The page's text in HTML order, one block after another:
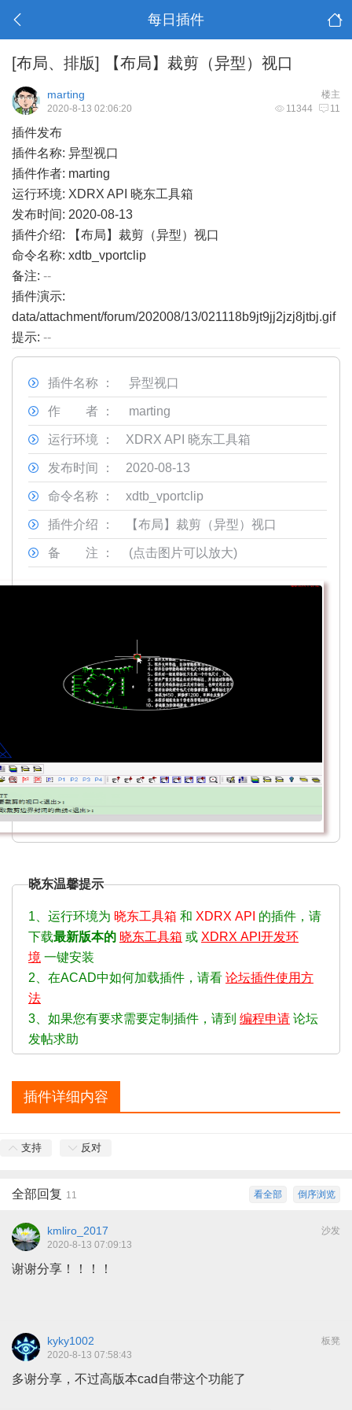
每日插件
[布局、排版] 【布局】裁剪（异型）视口
楼主
marting
11344 11
2020-8-13 02:06:20
插件发布
插件名称: 异型视口
插件作者: marting
运行环境: XDRX API 晓东工具箱
发布时间: 2020-08-13
插件介绍: 【布局】裁剪（异型）视口
命令名称: xdtb_vportclip
备注: --
插件演示:
data/attachment/forum/202008/13/021118b9jt9jj2jzj8jtbj.gif
提示: --
插件名称 ： 异型视口
作 者 ： marting
运行环境 ： XDRX API 晓东工具箱
发布时间 ： 2020-08-13
命令名称 ： xdtb_vportclip
插件介绍 ： 【布局】裁剪（异型）视口
备 注 ： (点击图片可以放大)
晓东温馨提示
1、运行环境为 晓东工具箱 和 XDRX API 的插件，请
下载最新版本的 晓东工具箱 或 XDRX API开发环
境 一键安装
2、在ACAD中如何加载插件，请看 论坛插件使用方
法
3、如果您有要求需要定制插件，请到 编程申请 论坛
发帖求助
插件详细内容
支持 反对
倒序浏览
看全部
全部回复 11
沙发
kmliro_2017
2020-8-13 07:09:13
谢谢分享！！！！
板凳
kyky1002
2020-8-13 07:58:43
多谢分享，不过高版本cad自带这个功能了